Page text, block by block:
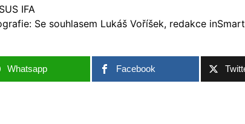
IFA
Se souhlasem Lukáš Voříšek, redakce
Whatsapp Facebook